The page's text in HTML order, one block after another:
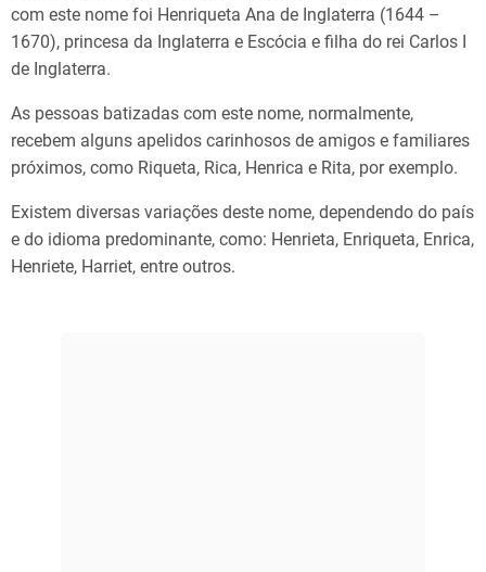
com este nome foi Henriqueta Ana de Inglaterra (1644 –
1670), princesa da Inglaterra e Escócia e filha do rei Carlos I
de Inglaterra.
As pessoas batizadas com este nome, normalmente,
recebem alguns apelidos carinhosos de amigos e familiares
próximos, como Riqueta, Rica, Henrica e Rita, por exemplo.
Existem diversas variações deste nome, dependendo do país
e do idioma predominante, como: Henrieta, Enriqueta, Enrica,
Henriete, Harriet, entre outros.